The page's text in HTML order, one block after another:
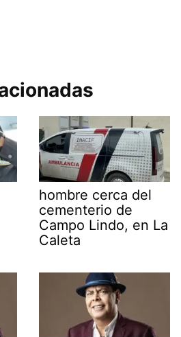
hombre cerca del
cementerio de
Campo Lindo, en La
Caleta